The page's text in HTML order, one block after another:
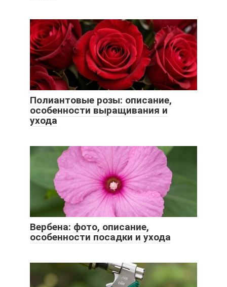
Полиантовые розы: описание,
особенности выращивания и
ухода
Вербена: фото, описание,
особенности посадки и ухода